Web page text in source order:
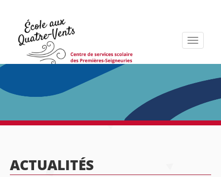
Toggle
ACTUALITÉS